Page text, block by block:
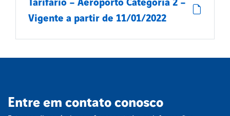
Tarifário – Aeroporto Categoria 2 –
Vigente a partir de 11/01/2022
Entre em contato conosco